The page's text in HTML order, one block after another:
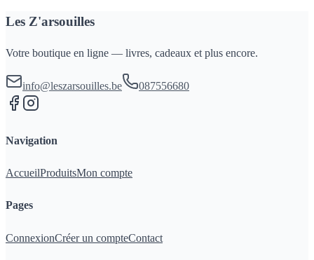
Les Z'arsouilles
Votre boutique en ligne — livres, cadeaux et plus encore.
info@leszarsouilles.be 087556680
Navigation
AccueilProduitsMon compte
Pages
ConnexionCréer un compteContact